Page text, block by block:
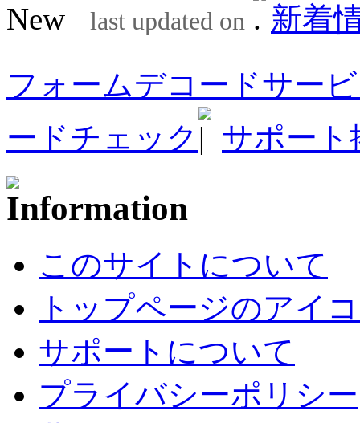
last updated on
新着
フォームデコードサー
ードチェック
サポート
このサイトについて
トップページのアイ
サポートについて
プライバシーポリシー